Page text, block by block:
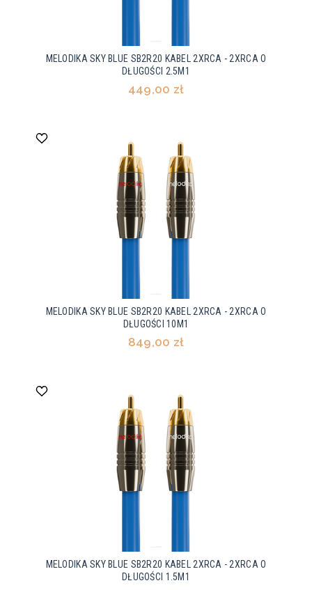
MELODIKA SKY BLUE SB2R20 KABEL 2XRCA - 2XRCA O
DŁUGOŚCI 2.5M1
449,00 zł
MELODIKA SKY BLUE SB2R20 KABEL 2XRCA - 2XRCA O
DŁUGOŚCI 10M1
849,00 zł
MELODIKA SKY BLUE SB2R20 KABEL 2XRCA - 2XRCA O
DŁUGOŚCI 1.5M1